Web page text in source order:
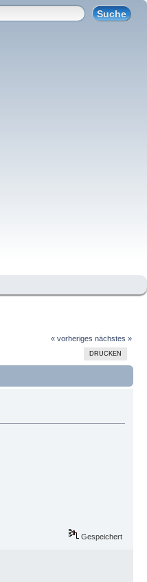
« vorheriges nächstes »
DRUCKEN
Gespeichert